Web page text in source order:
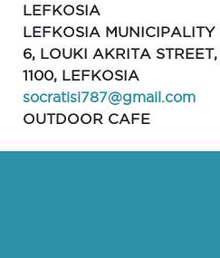
LEFKOSIA
LEFKOSIA MUNICIPALITY
6, LOUKI AKRITA STREET,
1100, LEFKOSIA
socratisi787@gmail.com
OUTDOOR CAFE